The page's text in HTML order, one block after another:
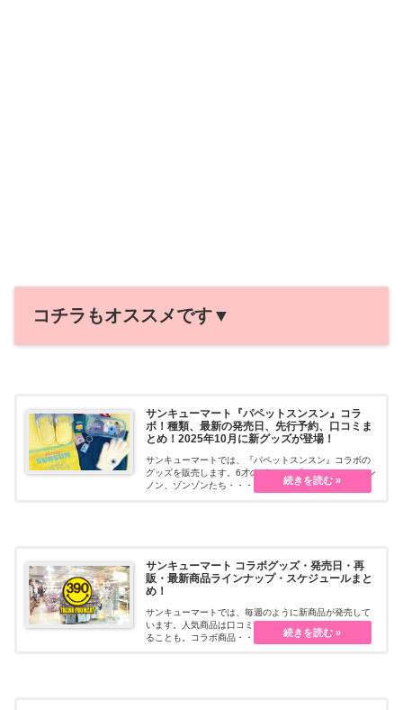
コチラもオススメです▼
サンキューマート『パペットスンスン』コラ
ボ！種類、最新の発売日、先行予約、口コミま
とめ！2025年10月に新グッズが登場！
サンキューマートでは、『パペットスンスン』コラボの
グッズを販売します。6才のパペット「スンスン」とノン
ノン、ゾンゾンたち・・・続きを読む
サンキューマート コラボグッズ・発売日・再
販・最新商品ラインナップ・スケジュールまと
め！
サンキューマートでは、毎週のように新商品が発売して
います。人気商品は口コミで話題になって即売り切れす
ることも。コラボ商品・・・続きを読む